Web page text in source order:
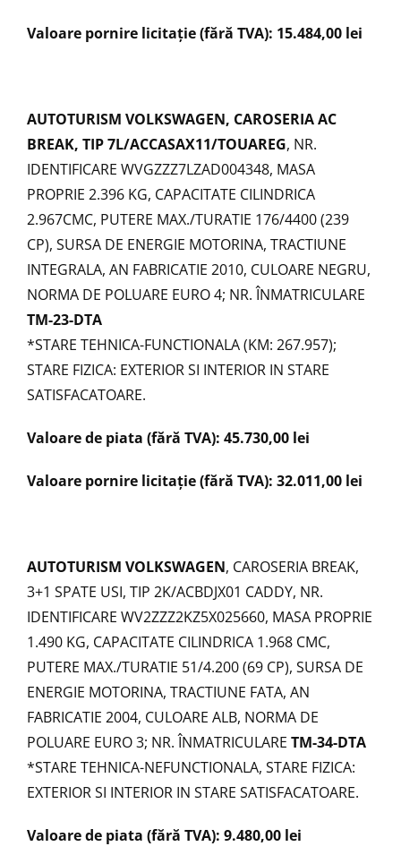
Valoare pornire licitație (fără TVA): 15.484,00 lei
AUTOTURISM VOLKSWAGEN, CAROSERIA AC
BREAK, TIP 7L/ACCASAX11/TOUAREG, NR.
IDENTIFICARE WVGZZZ7LZAD004348, MASA
PROPRIE 2.396 KG, CAPACITATE CILINDRICA
2.967CMC, PUTERE MAX./TURATIE 176/4400 (239
CP), SURSA DE ENERGIE MOTORINA, TRACTIUNE
INTEGRALA, AN FABRICATIE 2010, CULOARE NEGRU,
NORMA DE POLUARE EURO 4; NR. ÎNMATRICULARE
TM-23-DTA
*STARE TEHNICA-FUNCTIONALA (KM: 267.957);
STARE FIZICA: EXTERIOR SI INTERIOR IN STARE
SATISFACATOARE.
Valoare de piata (fără TVA): 45.730,00 lei
Valoare pornire licitație (fără TVA): 32.011,00 lei
AUTOTURISM VOLKSWAGEN, CAROSERIA BREAK,
3+1 SPATE USI, TIP 2K/ACBDJX01 CADDY, NR.
IDENTIFICARE WV2ZZZ2KZ5X025660, MASA PROPRIE
1.490 KG, CAPACITATE CILINDRICA 1.968 CMC,
PUTERE MAX./TURATIE 51/4.200 (69 CP), SURSA DE
ENERGIE MOTORINA, TRACTIUNE FATA, AN
FABRICATIE 2004, CULOARE ALB, NORMA DE
POLUARE EURO 3; NR. ÎNMATRICULARE TM-34-DTA
*STARE TEHNICA-NEFUNCTIONALA, STARE FIZICA:
EXTERIOR SI INTERIOR IN STARE SATISFACATOARE.
Valoare de piata (fără TVA): 9.480,00 lei